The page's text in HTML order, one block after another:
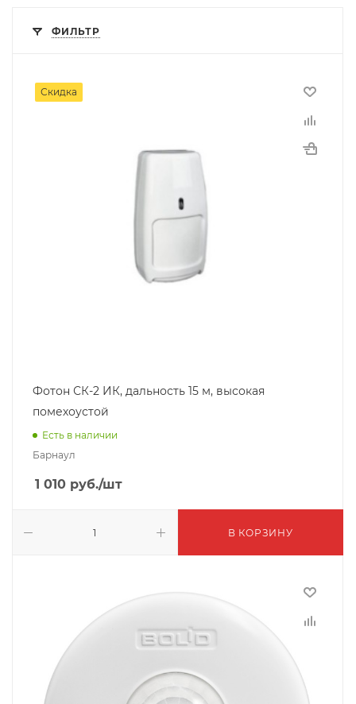
ФИЛЬТР
Скидка
Фотон СК-2 ИК, дальность 15 м, высокая
помехоустой
Есть в наличии
Барнаул
1 010 руб./шт
В КОРЗИНУ